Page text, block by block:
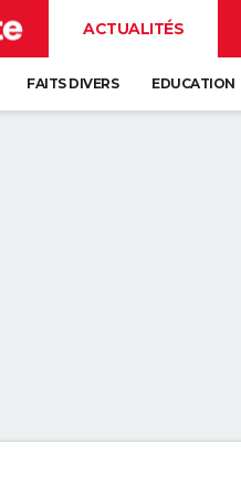
ACTUALITÉS
FAITS DIVERS EDUCATION